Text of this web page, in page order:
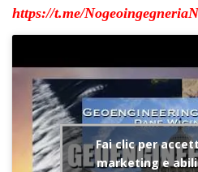
https://t.me/
Fai clic per
marketing e